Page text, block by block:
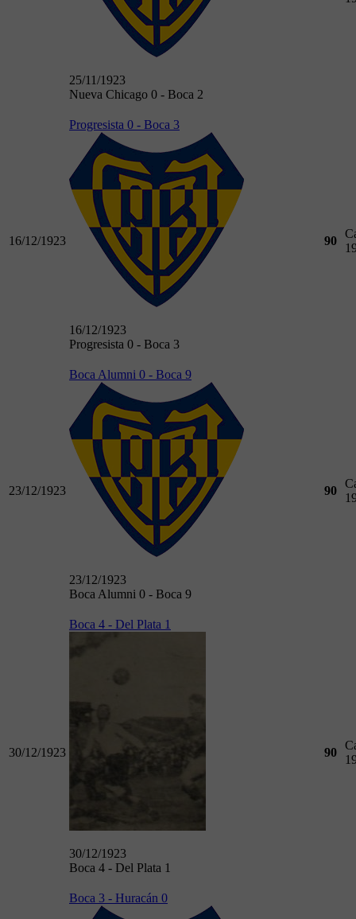
25/11/1923
Nueva Chicago 0 - Boca 2
16/12/1923
Progresista 0 - Boca 3
16/12/1923
Progresista 0 - Boca 3
90
23/12/1923
Boca Alumni 0 - Boca 9
23/12/1923
Boca Alumni 0 - Boca 9
90
30/12/1923
Boca 4 - Del Plata 1
30/12/1923
Boca 4 - Del Plata 1
90
Boca 3 - Huracán 0